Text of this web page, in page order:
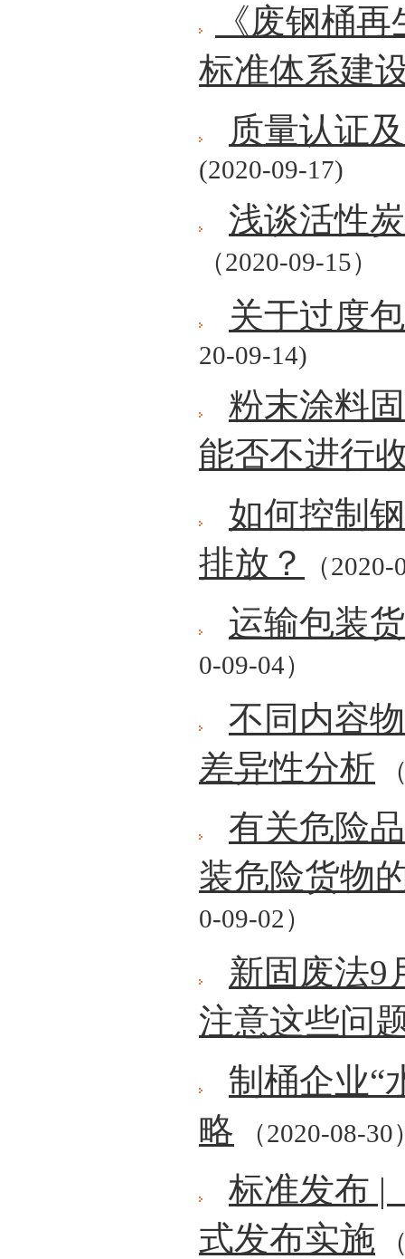
《废钢桶
标准体系建
质量认证
(2020-09-17)
浅谈活性
（2020-09-15）
关于过度
20-09-14)
粉末涂料
能否不进行
如何控制
排放？
（
运输包装
0-09-04）
不同内容
差异性分析
有关危险
装危险货物
0-09-02）
新固废法9
注意这些问
制桶企业“
略 （2020-08-30
标准发布 |
式发布实施